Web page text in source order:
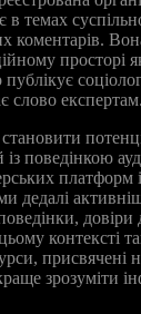
темах
коментарів.
просторі
слово експертам.
поведінкою
платформ
дедалі
довіри
контексті
присвячені
зрозуміти